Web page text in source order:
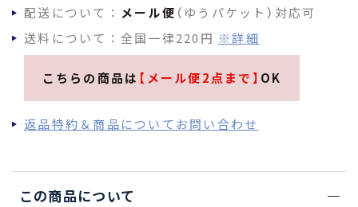
配送について： メール便 （ゆうパケット）対応可
送料について：全国一律220円 ※詳細
こちらの商品は 【メール便2点まで】 OK
返品特約＆商品についてお問い合わせ
この商品について